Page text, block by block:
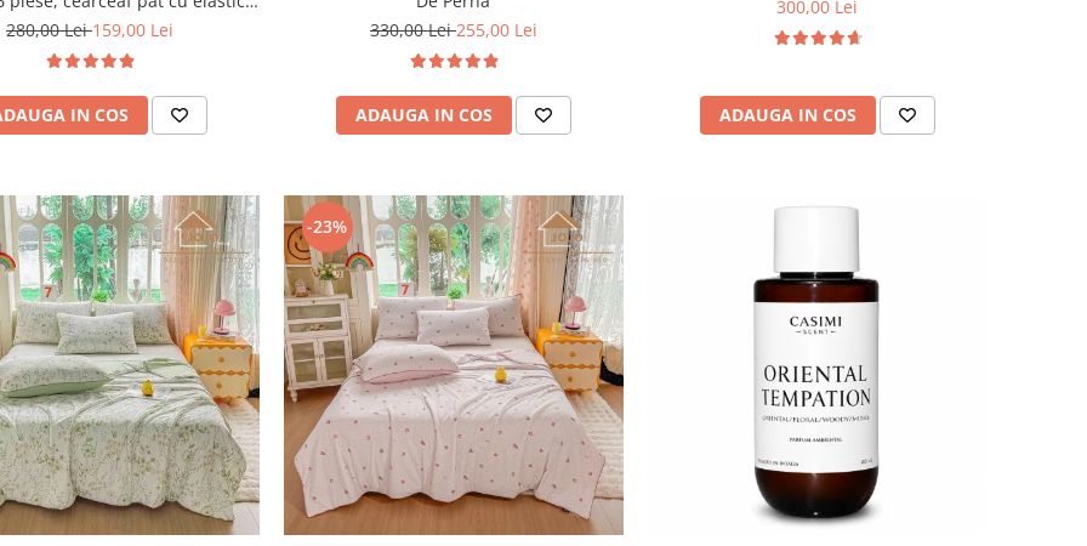
Maro
280,00 Lei159,00 Lei
IN COS
330,00 Lei255,00 Lei
ADAUGA IN COS
300,00 Lei
ADAUGA IN COS
-23%